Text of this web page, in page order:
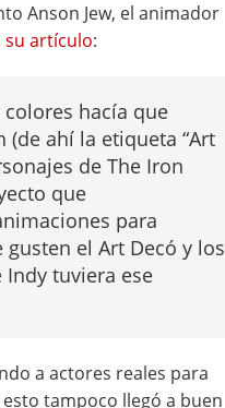
Anson Jew, el animador
su artículo:
hacía que
ahí la etiqueta “Art
de The Iron
que
para
el Art Decó y los
tuviera ese
a actores reales para
tampoco llegó a buen